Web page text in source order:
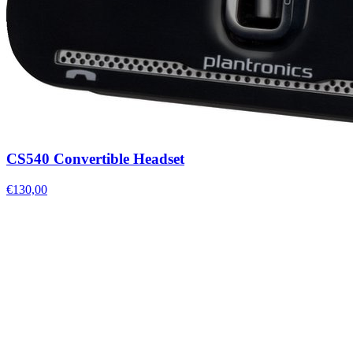
CS540 Convertible Headset
€130,00